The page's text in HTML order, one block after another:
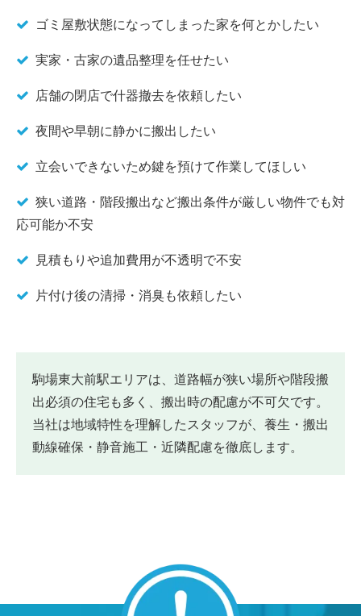
ゴミ屋敷状態になってしまった家を何とかしたい
実家・古家の遺品整理を任せたい
店舗の閉店で什器撤去を依頼したい
夜間や早朝に静かに搬出したい
立会いできないため鍵を預けて作業してほしい
狭い道路・階段搬出など搬出条件が厳しい物件でも対
応可能か不安
見積もりや追加費用が不透明で不安
片付け後の清掃・消臭も依頼したい
駒場東大前駅エリアは、道路幅が狭い場所や階段搬
出必須の住宅も多く、搬出時の配慮が不可欠です。
当社は地域特性を理解したスタッフが、養生・搬出
動線確保・静音施工・近隣配慮を徹底します。